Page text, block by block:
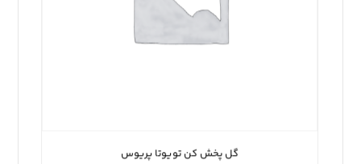
گل پخش کن تویوتا پریوس